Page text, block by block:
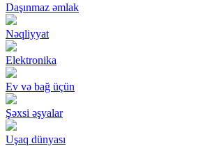
Daşınmaz əmlak
Nəqliyyat
Elektronika
Ev və bağ üçün
Şəxsi əşyalar
Uşaq dünyası